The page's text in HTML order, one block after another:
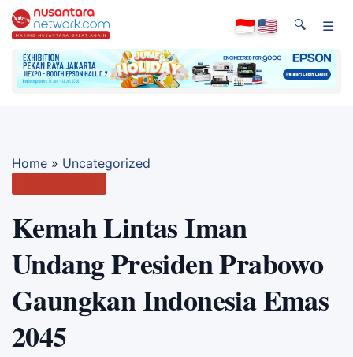
🔍 ☰
Home » Uncategorized
Kemah Lintas Iman
Undang Presiden Prabowo
Gaungkan Indonesia Emas
2045